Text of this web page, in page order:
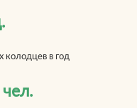
колодцев в год